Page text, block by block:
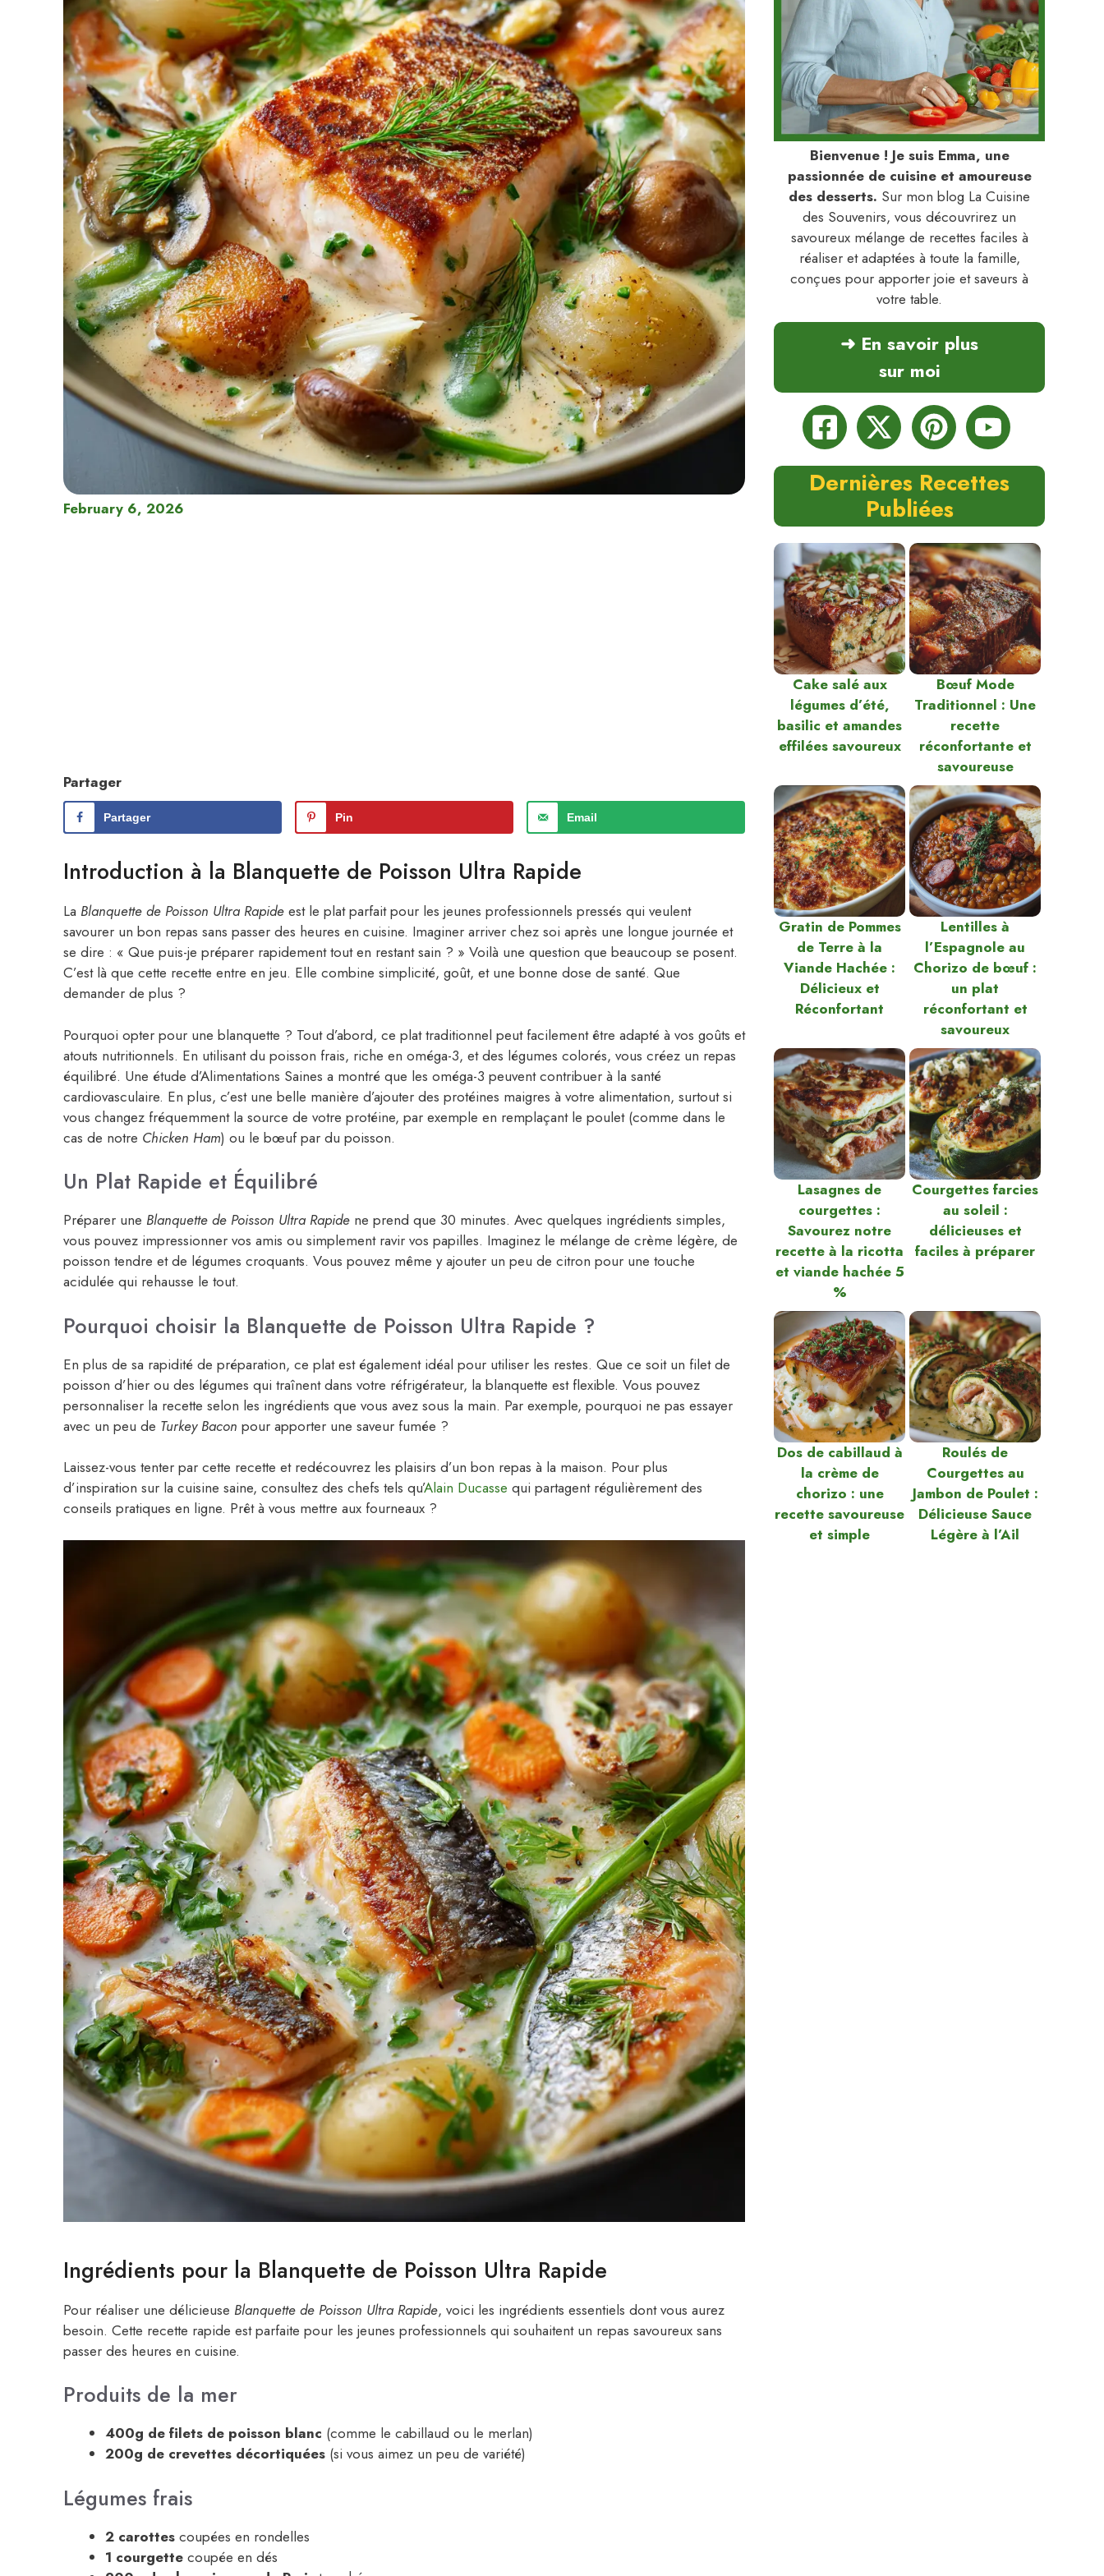
February 6, 2026
Partager
Partager Pin Email
Introduction à la Blanquette de Poisson Ultra Rapide
La Blanquette de Poisson Ultra Rapide est le plat parfait pour les jeunes professionnels pressés qui veulent
savourer un bon repas sans passer des heures en cuisine. Imaginer arriver chez soi après une longue journée et
se dire : « Que puis-je préparer rapidement tout en restant sain ? » Voilà une question que beaucoup se posent.
C’est là que cette recette entre en jeu. Elle combine simplicité, goût, et une bonne dose de santé. Que
demander de plus ?
Pourquoi opter pour une blanquette ? Tout d’abord, ce plat traditionnel peut facilement être adapté à vos goûts et
atouts nutritionnels. En utilisant du poisson frais, riche en oméga-3, et des légumes colorés, vous créez un repas
équilibré. Une étude d’Alimentations Saines a montré que les oméga-3 peuvent contribuer à la santé
cardiovasculaire. En plus, c’est une belle manière d’ajouter des protéines maigres à votre alimentation, surtout si
vous changez fréquemment la source de votre protéine, par exemple en remplaçant le poulet (comme dans le
cas de notre Chicken Ham) ou le bœuf par du poisson.
Un Plat Rapide et Équilibré
Préparer une Blanquette de Poisson Ultra Rapide ne prend que 30 minutes. Avec quelques ingrédients simples,
vous pouvez impressionner vos amis ou simplement ravir vos papilles. Imaginez le mélange de crème légère, de
poisson tendre et de légumes croquants. Vous pouvez même y ajouter un peu de citron pour une touche
acidulée qui rehausse le tout.
Pourquoi choisir la Blanquette de Poisson Ultra Rapide ?
En plus de sa rapidité de préparation, ce plat est également idéal pour utiliser les restes. Que ce soit un filet de
poisson d’hier ou des légumes qui traînent dans votre réfrigérateur, la blanquette est flexible. Vous pouvez
personnaliser la recette selon les ingrédients que vous avez sous la main. Par exemple, pourquoi ne pas essayer
avec un peu de Turkey Bacon pour apporter une saveur fumée ?
Laissez-vous tenter par cette recette et redécouvrez les plaisirs d’un bon repas à la maison. Pour plus
d’inspiration sur la cuisine saine, consultez des chefs tels qu’Alain Ducasse qui partagent régulièrement des
conseils pratiques en ligne. Prêt à vous mettre aux fourneaux ?
Ingrédients pour la Blanquette de Poisson Ultra Rapide
Pour réaliser une délicieuse Blanquette de Poisson Ultra Rapide, voici les ingrédients essentiels dont vous aurez
besoin. Cette recette rapide est parfaite pour les jeunes professionnels qui souhaitent un repas savoureux sans
passer des heures en cuisine.
Produits de la mer
400g de filets de poisson blanc (comme le cabillaud ou le merlan)
200g de crevettes décortiquées (si vous aimez un peu de variété)
Légumes frais
2 carottes coupées en rondelles
1 courgette coupée en dés
Bienvenue ! Je suis Emma, une
passionnée de cuisine et amoureuse
des desserts. Sur mon blog La Cuisine
des Souvenirs, vous découvrirez un
savoureux mélange de recettes faciles à
réaliser et adaptées à toute la famille,
conçues pour apporter joie et saveurs à
votre table.
➜ En savoir plus
sur moi
Dernières Recettes
Publiées
Cake salé aux
légumes d’été,
basilic et amandes
effilées savoureux
Bœuf Mode
Traditionnel : Une
recette
réconfortante et
savoureuse
Gratin de Pommes
de Terre à la
Viande Hachée :
Délicieux et
Réconfortant
Lentilles à
l’Espagnole au
Chorizo de bœuf :
un plat
réconfortant et
savoureux
Lasagnes de
courgettes :
Savourez notre
recette à la ricotta
et viande hachée 5
%
Courgettes farcies
au soleil :
délicieuses et
faciles à préparer
Dos de cabillaud à
la crème de
chorizo : une
recette savoureuse
et simple
Roulés de
Courgettes au
Jambon de Poulet :
Délicieuse Sauce
Légère à l’Ail